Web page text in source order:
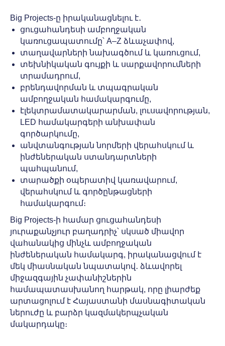
Big Projects-ը իրականացնելու է․
ցուցահանդեսի ամբողջական
կառուցապատումը՝ A–Z ձևաչափով,
տաղավարների նախագծում և կառուցում,
տեխնիկական գույքի և սարքավորումների
տրամադրում,
բրենդավորման և տպագրական
ամբողջական համակարգումը,
էլեկտրամատակարարման, լուսավորության,
LED համակարգերի անխափան
գործարկումը,
անվտանգության նորմերի վերահսկում և
ինժեներական ստանդարտների
պահպանում,
տարածքի օպերատիվ կառավարում,
վերահսկում և գործընթացների
համակարգում։
Big Projects-ի համար ցուցահանդեսի
յուրաքանչյուր բաղադրիչ՝ սկսած միավոր
վահանակից մինչև ամբողջական
ինժեներական համակարգ, իրականացվում է
մեկ միասնական նպատակով․ ձևավորել
միջազգային չափանիշներին
համապատասխանող հարթակ, որը լիարժեք
արտացոլում է Հայաստանի մասնագիտական
ներուժը և բարձր կազմակերպչական
մակարդակը։